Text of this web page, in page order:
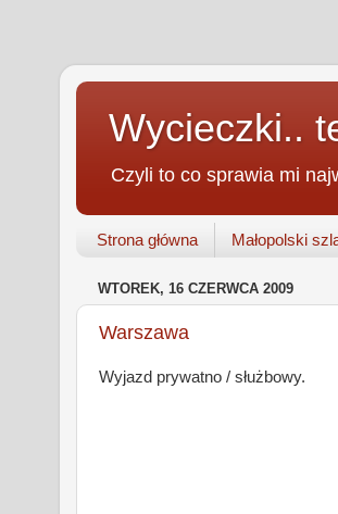
Wycieczki..
Czyli to co sprawia mi
Strona główna Małopolski
WTOREK, 16 CZERWCA 2009
Warszawa
Wyjazd prywatno / służbowy.